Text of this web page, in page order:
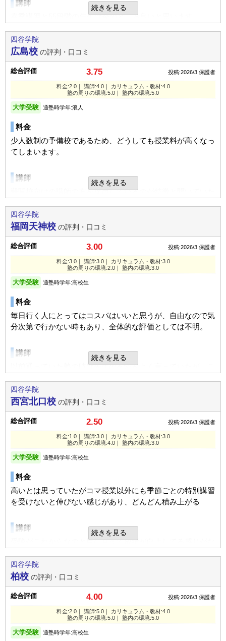
STAY
塾の雰囲気
自由 平均 厳しい
南浦和校の教室情報を見る
対策は不明。我が家は指定校狙いではなかったため特に必要
としていませんでした。
家庭でのサポート
天気の悪い日の最寄り駅までの送迎、体調管理に注力を注ぎ
ました。
良いところや要望
学校からの便がいいので同級生も数人通っていたのもあり、
お互いに切磋琢磨しながら緊張感を互いに感じながら勉強に
集中できたのではないでしょうか。他行の受験生の存在を大
いに感じられるのが大きな予備校のだいご味かもしれませ
ん。
総合評価
アクティブに活動できる積極性のある子に適しています。集
団塾ですし、疑問や問い合わせを臆することなく聞きに行け
る子はとても充実感を得られる予備校ではないでしょうか
周辺にご飯屋さんも多く緊迫し受験生の空気を和らげられる
時間を持てるお店がたくさんあるので受験を楽しみながら周
りの事努力をしながらうまく乗り切れる場所だと思います。
利用内容
通っていた学校
進学できた学校 私立大学（中堅/上位校）
学部・学科 国際・語学
達成できた
通塾頻度 週4日
1日あたりの授業時間
成績/偏差値変化 UP
成績/偏差値推移 入塾時:平均→入塾後:平均よりやや上
塾の雰囲気
口コミ投稿者ID:2722903
吉祥寺校（現役）の教室情報を見る
全体的に綺麗に整備されていてよかった
入塾理由
予備校を探すにあたって何人かの友人に相談したところ、こ
この予備校が良いと紹介され、実際に調べてみて良さそうだ
と思ったから
良いところや要望
基礎を固めることを徹底的に、また親身になって考えてくれ
総合評価
総合的には志望校に合格できる力を養ってくれるカリキュラ
通っていた学校
進学できた学校 私立大学（難関校）
学部・学科 社会・マスコミ
大学受験
目的の達成度
通塾頻度
1日あたりの授業時間 1～2時間
成績/偏差値変化 STAY
成績/偏差値推移
りやや上
塾の雰囲気
自由 平均 厳しい
口コミ投稿者ID:2722666
不適切な口コミを報告する
講師
春季講習と55段階の先生は今のところ良いと思います
カリキュラム
簡単な初期の頃の内容からのスタートで間に合うのか今はま
だ不安です
塾の周りの環境
少し駅から離れているので残念です
るので心配です
夜は人気が少なくなるので駅まで心配です
綺麗にしてはいるようですが、建物が古くなっているのは気
入塾理由
広告や宣伝内容に流されて、成績アップとサポート体制に期
個別が魅力的だったこともあります
良いところや要望
大学受験合格へのサポートを強く希望しますし、子どもの成
績アップを期待します。
始まったばかりなのでまだわかりませんので、フツーにさせ
利用内容
通っていた学校 私立高校（難関校）
週2日
1日あたりの授業時間 1～2時間
塾の雰囲気
不適切な口コミを報告する
立川校の教室情報を見る
続きを見る
四谷学院
広島校 の評判・口コミ
総合評価 3.75 投稿:2026/3 保護者
料金:2.0｜ 講師:4.0｜ カリキュラム・教材:4.0
塾の周りの環境:5.0｜ 塾内の環境:5.0
大学受験 通塾時学年:浪人
料金
少人数制の予備校であるため、どうしても授業料が高くなっ
てしまいます。
講師
難関校向けの講師の方を採用しているのが特徴と聞いていた
カリキュラム
難関大学向けの講師が考えるカリキュラムのため、難易度高
塾の周りの環境
車が止まっている場合に戻って塾内で待機出来ます。
塾内の環境
よいと聞いています。
入塾理由
本人が少人数制で学識高い塾を探してきた結果、四谷学院に
なった。
定期テスト
浪人生のため、塾の定期テストはあるものの学校の試験でな
いため、対象外と思います。
宿題
多数の宿題が出ていて、本人が考える機会になっています。
妥当と思います。
家庭でのサポート
本人の考えに任せていますので、親世代は特にサポートして
いません。
良いところや要望
駅から近く行きやすいこと、生徒と講師のレベルが高く、高
い学校を目標に出来ることです。
その他気づいたこと、感じたこと
続きを見る
四谷学院
福岡天神校 の評判・口コミ
総合評価 3.00 投稿:2026/3 保護者
料金:3.0｜ 講師:3.0｜ カリキュラム・教材:3.0
塾の周りの環境:2.0｜ 塾内の環境:3.0
大学受験 通塾時学年:高校生
料金
毎日行く人にとってはコスパはいいと思うが、自由なので気
分次第で行かない時もあり、全体的な評価としては不明。
講師
以前通っていた塾の時は先生の不満をよく言っていたが、こ
カリキュラム
頑張りが足りなかったのが一番の理由だが、結果が出なかっ
塾の周りの環境
り、もっと近くに行かせればよかったと思う。自習室がいっ
ぱいだと遊びに出かけていたようだ。
自宅より勉強できると時間がある時は出かけていた。
入塾理由
高校の通学途中にり、移動等の手間が省け便利なので子供が
行きたいと言ったため。
定期テスト
自宅では勉強しないので塾だけでもできたのはよかった。
続きを見る
四谷学院
西宮北口校 の評判・口コミ
総合評価 2.50 投稿:2026/3 保護者
料金:1.0｜ 講師:3.0｜ カリキュラム・教材:3.0
塾の周りの環境:4.0｜ 塾内の環境:3.0
大学受験 通塾時学年:高校生
料金
高いとは思っていたがコマ授業以外にも季節ごとの特別講習
を受けないと伸びない感じがあり、どんどん積み上がる
講師
受験がこれからなのと目に見えて成績が向上してる感じがな
カリキュラム
季節講習やカリキュラムも苦手科目を重点的に受講してるが
塾の周りの環境
続きを見る
四谷学院
柏校 の評判・口コミ
総合評価 4.00 投稿:2026/3 保護者
料金:2.0｜ 講師:5.0｜ カリキュラム・教材:4.0
塾の周りの環境:5.0｜ 塾内の環境:5.0
大学受験 通塾時学年:高校生